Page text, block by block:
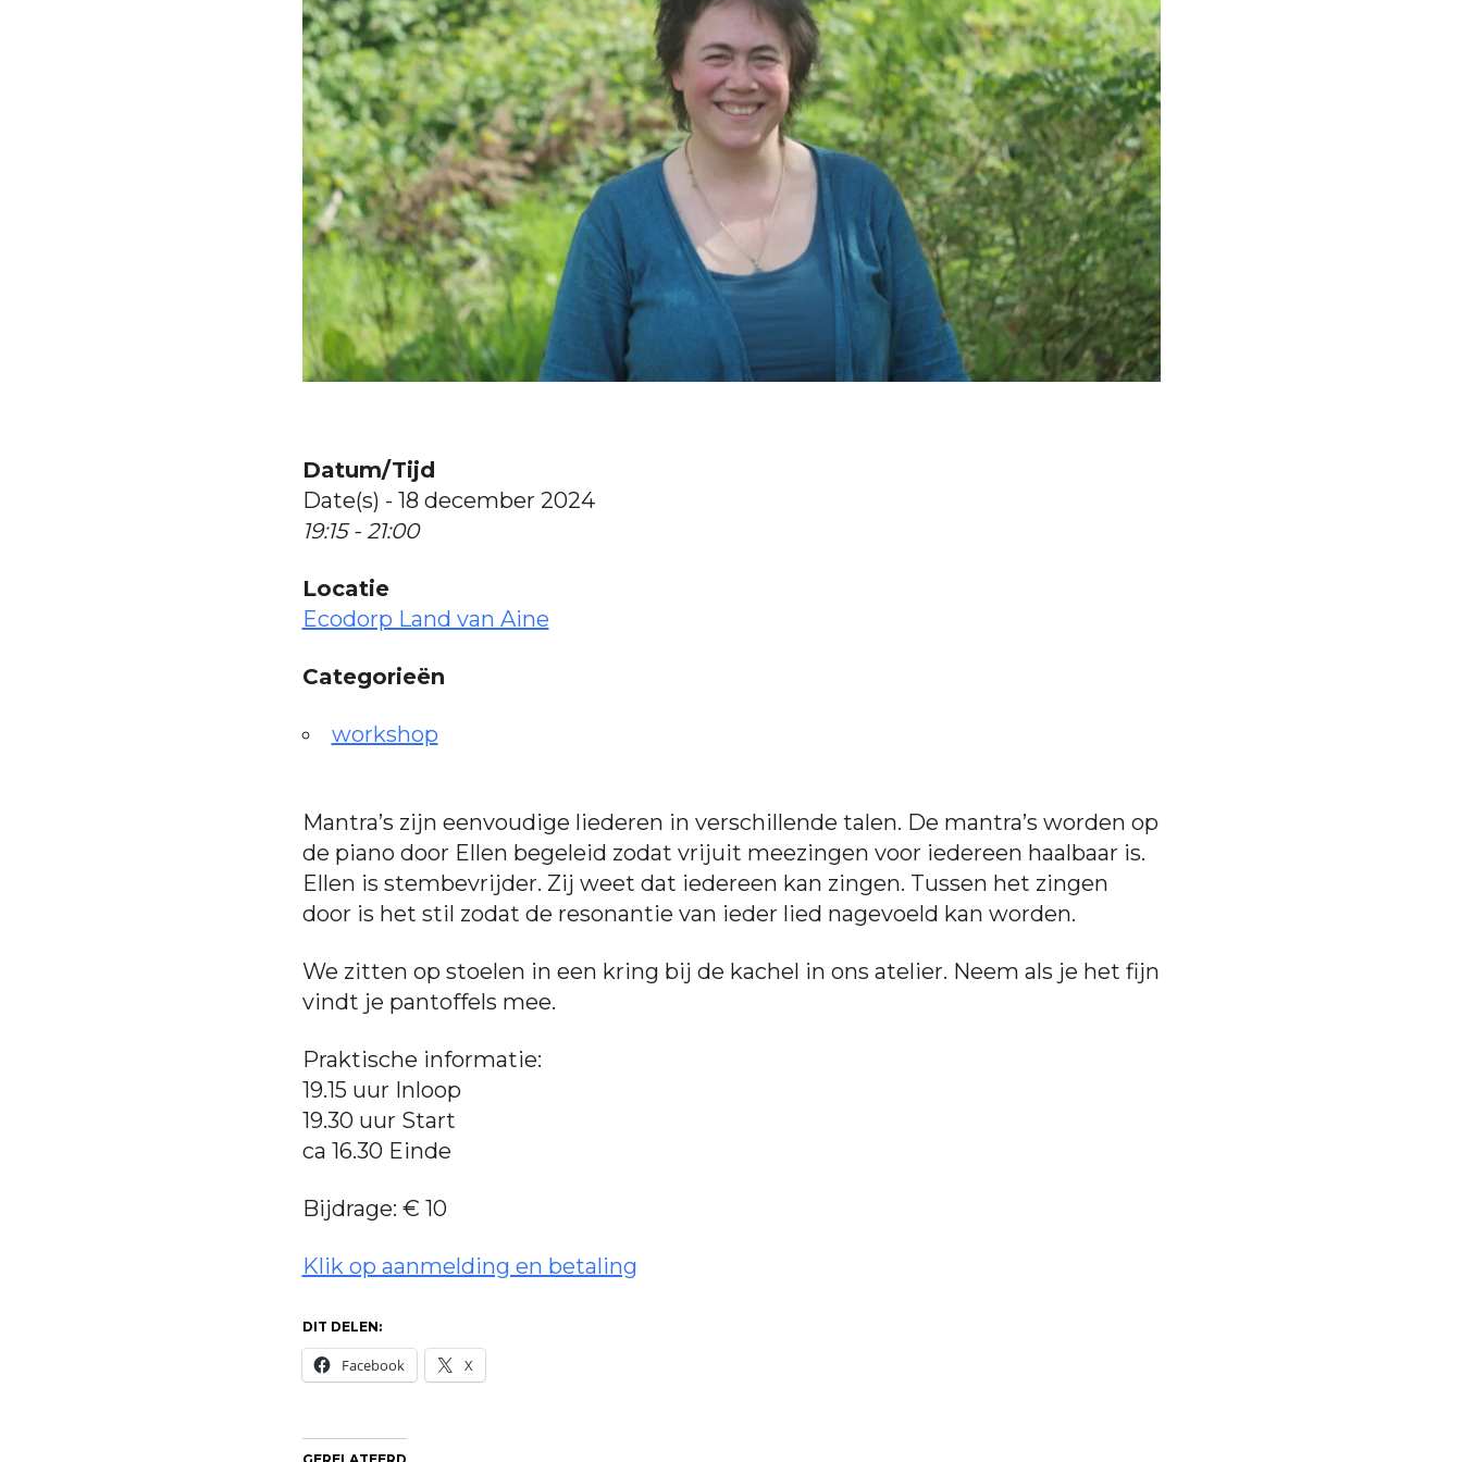
Datum/Tijd
Date(s) - 18 december 2024
19:15 - 21:00
Locatie
Ecodorp Land van Aine
Categorieën
workshop
Mantra’s zijn eenvoudige liederen in verschillende talen. De mantra’s worden op
de piano door Ellen begeleid zodat vrijuit meezingen voor iedereen haalbaar is.
Ellen is stembevrijder. Zij weet dat iedereen kan zingen. Tussen het zingen
door is het stil zodat de resonantie van ieder lied nagevoeld kan worden.
We zitten op stoelen in een kring bij de kachel in ons atelier. Neem als je het fijn
vindt je pantoffels mee.
Praktische informatie:
19.15 uur Inloop
19.30 uur Start
ca 16.30 Einde
Bijdrage: € 10
Klik op aanmelding en betaling
DIT DELEN:
Facebook X